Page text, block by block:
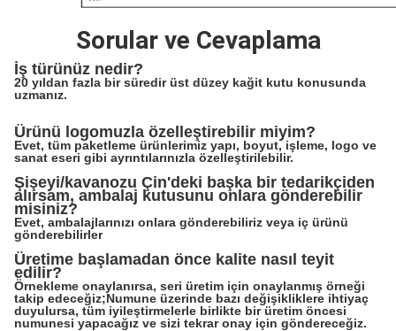
Sorular ve Cevaplama
İş türünüz nedir?
20 yıldan fazla bir süredir üst düzey kağit kutu konusunda
uzmanız.
Ürünü logomuzla özelleştirebilir miyim?
Evet, tüm paketleme ürünlerimiz yapı, boyut, işleme, logo ve
sanat eseri gibi ayrıntılarınızla özelleştirilebilir.
Şişeyi/kavanozu Çin'deki başka bir tedarikçiden
alırsam, ambalaj kutusunu onlara gönderebilir
misiniz?
Evet, ambalajlarınızı onlara gönderebiliriz veya iç ürünü
gönderebilirler
Üretime başlamadan önce kalite nasıl teyit
edilir?
Örnekleme onaylanırsa, seri üretim için onaylanmış örneği
takip edeceğiz;Numune üzerinde bazı değişikliklere ihtiyaç
duyulursa, tüm iyileştirmelerle birlikte bir üretim öncesi
numunesi yapacağız ve sizi tekrar onay için göndereceğiz.